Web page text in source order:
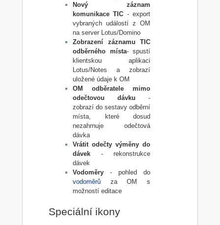
Nový záznam
komunikace TIC - export
vybraných událostí z OM
na server Lotus/Domino
Zobrazení záznamu TIC
odběrného místa- spustí
klientskou aplikaci
Lotus/Notes a zobrazí
uložené údaje k OM
OM odběratele mimo
odečtovou dávku -
zobrazí do sestavy odběrní
místa, které dosud
nezahrnuje odečtová
dávka
Vrátit odečty výměny do
dávek- rekonstrukce
dávek
Vodoměry - pohled do
vodoměrůza OM s
možností editace
Speciální ikony